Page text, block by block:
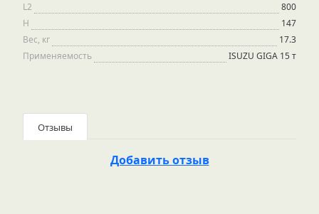
L2
800
H
147
Вес, кг
17.3
Применяемость
ISUZU GIGA 15 т
Отзывы
Добавить отзыв